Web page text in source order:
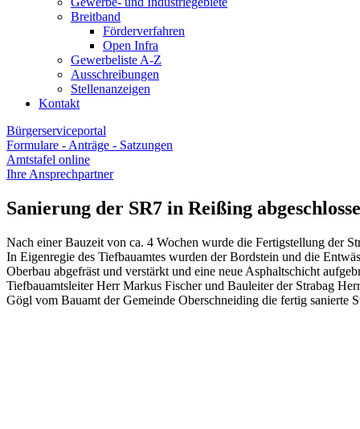
Breitband
Förderverfahren
Open Infra
Gewerbeliste A-Z
Ausschreibungen
Stellenanzeigen
Kontakt
Bürgerserviceportal
Formulare - Anträge - Satzungen
Amtstafel online
Ihre Ansprechpartner
Sanierung der SR7 in Reißing
Nach einer Bauzeit von ca. 4 Wochen wurde die Fertigstellung der
In Eigenregie des Tiefbauamtes wurden der Bordstein und die
Oberbau abgefräst und verstärkt und eine neue Asphaltschicht
Tiefbauamtsleiter Herr Markus Fischer und Bauleiter der Strabag
Gögl vom Bauamt der Gemeinde Oberschneiding die fertig sanierte